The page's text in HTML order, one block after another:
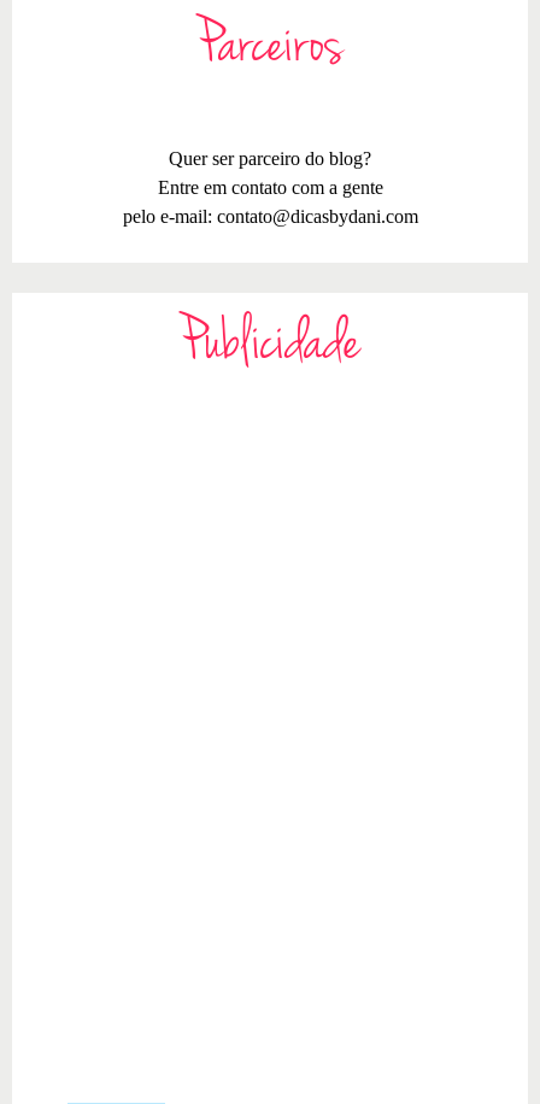
Parceiros
Quer ser parceiro do blog?
Entre em contato com a gente
pelo e-mail: contato@dicasbydani.com
Publicidade